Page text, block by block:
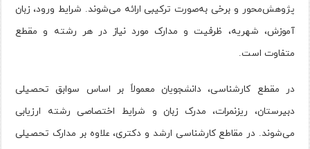
پژوهش‌محور و برخی به‌صورت ترکیبی ارائه می‌شوند. شرایط ورود، زبان
آموزش، شهریه، ظرفیت و مدارک مورد نیاز در هر رشته و مقطع
متفاوت است.
در مقطع کارشناسی، دانشجویان معمولاً بر اساس سوابق تحصیلی
دبیرستان، ریزنمرات، مدرک زبان و شرایط اختصاصی رشته ارزیابی
می‌شوند. در مقاطع کارشناسی ارشد و دکتری، علاوه بر مدارک تحصیلی